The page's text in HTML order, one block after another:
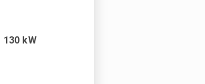
130 kW